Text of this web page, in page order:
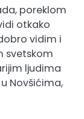
poreklom
otkako
vidim i
svetskom
ljudima
Novšićima,